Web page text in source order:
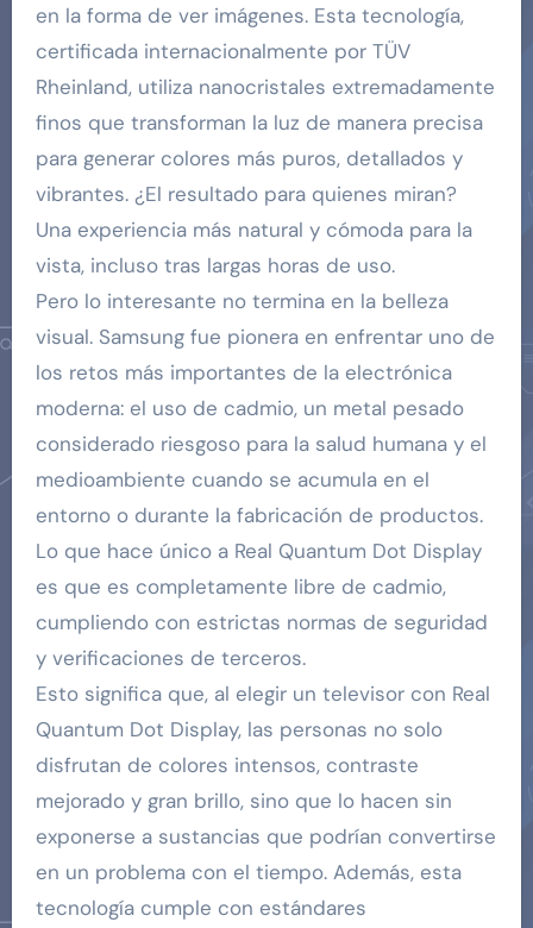
en la forma de ver imágenes. Esta tecnología,
certificada internacionalmente por TÜV
Rheinland, utiliza nanocristales extremadamente
finos que transforman la luz de manera precisa
para generar colores más puros, detallados y
vibrantes. ¿El resultado para quienes miran?
Una experiencia más natural y cómoda para la
vista, incluso tras largas horas de uso.
Pero lo interesante no termina en la belleza
visual. Samsung fue pionera en enfrentar uno de
los retos más importantes de la electrónica
moderna: el uso de cadmio, un metal pesado
considerado riesgoso para la salud humana y el
medioambiente cuando se acumula en el
entorno o durante la fabricación de productos.
Lo que hace único a Real Quantum Dot Display
es que es completamente libre de cadmio,
cumpliendo con estrictas normas de seguridad
y verificaciones de terceros.
Esto significa que, al elegir un televisor con Real
Quantum Dot Display, las personas no solo
disfrutan de colores intensos, contraste
mejorado y gran brillo, sino que lo hacen sin
exponerse a sustancias que podrían convertirse
en un problema con el tiempo. Además, esta
tecnología cumple con estándares